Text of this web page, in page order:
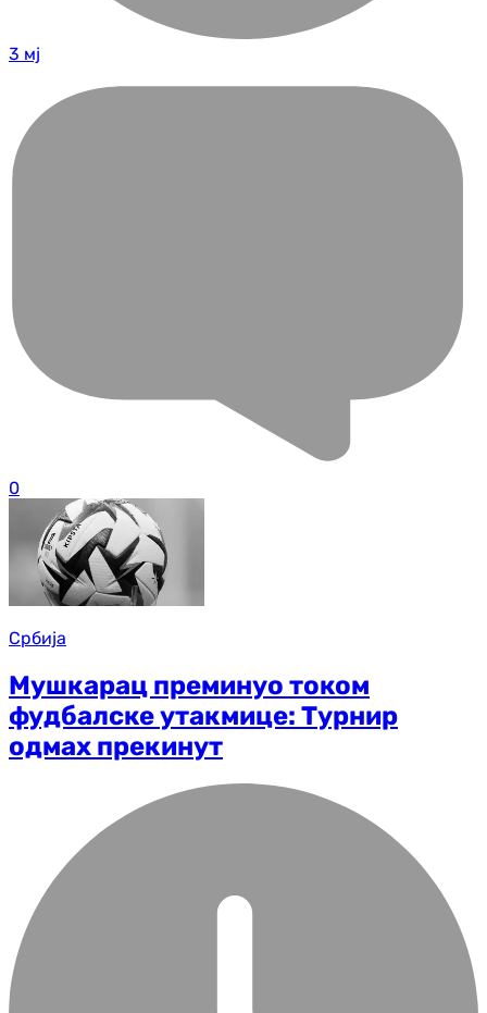
3 мј
0
Србија
Мушкарац преминуо током
фудбалске утакмице: Турнир
одмах прекинут